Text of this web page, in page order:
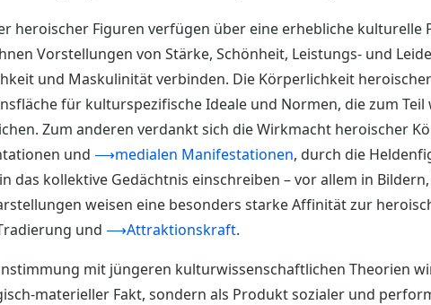
heroischer Figuren verfügen über eine erhebliche kulturelle
Vorstellungen von Stärke, Schönheit, Leistungs- und
und Maskulinität verbinden. Die Körperlichkeit
für kulturspezifische Ideale und Normen, die zum
Zum anderen verdankt sich die Wirkmacht heroischer
und ⟶medialen Manifestationen, durch die
das kollektive Gedächtnis einschreiben – vor allem in
weisen eine besonders starke Affinität zur
und ⟶Attraktionskraft.
mit jüngeren kulturwissenschaftlichen Theorien
materieller Fakt, sondern als Produkt sozialer und